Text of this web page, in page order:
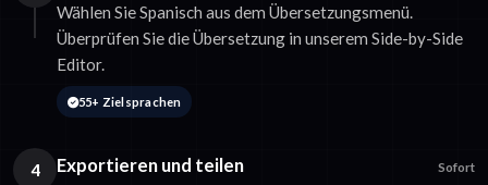
Wählen Sie Spanisch aus dem Übersetzungsmenü.
Überprüfen Sie die Übersetzung in unserem Side-by-Side
Editor.
55+ Zielsprachen
4 Exportieren und teilen Sofort